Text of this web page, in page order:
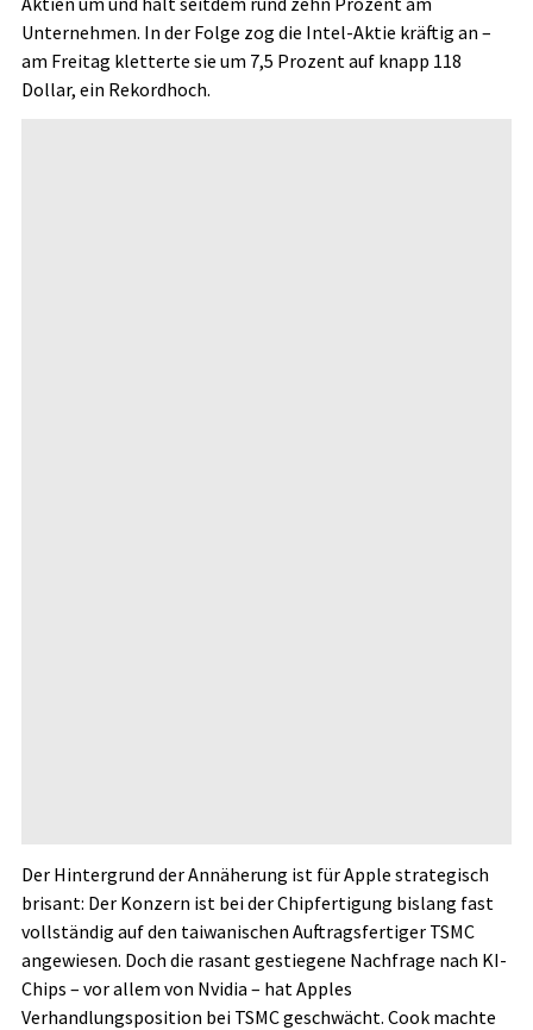
Unternehmen. In der Folge zog die Intel-Aktie kräftig an –
am Freitag kletterte sie um 7,5 Prozent auf knapp 118
Dollar, ein Rekordhoch.
Der Hintergrund der Annäherung ist für Apple strategisch
brisant: Der Konzern ist bei der Chip­fertigung bislang fast
vollständig auf den taiwanischen Auftragsfertiger TSMC
angewiesen. Doch die rasant gestiegene Nachfrage nach KI-
Chips – vor allem von Nvidia – hat Apples
Verhandlungsposition bei TSMC geschwächt. Cook machte